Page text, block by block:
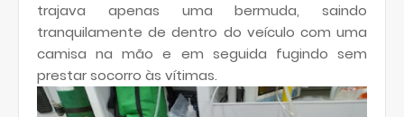
trajava apenas uma bermuda, saindo
tranquilamente de dentro do veículo com uma
camisa na mão e em seguida fugindo sem
prestar socorro às vítimas.